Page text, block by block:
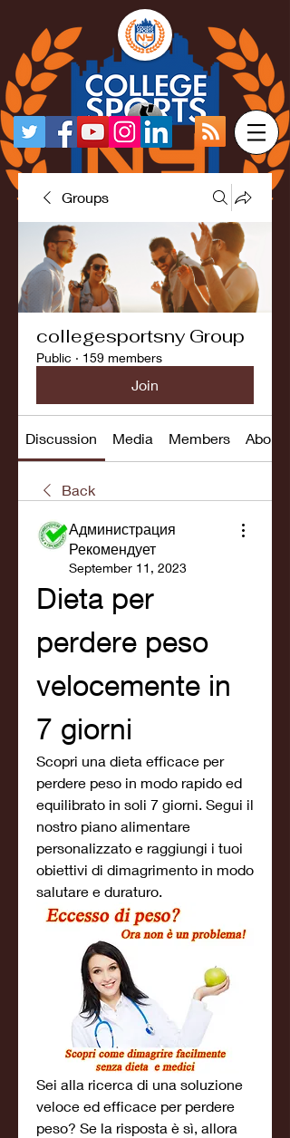
Groups
collegesportsny Group
Public · 159 members
Join
Discussion Media Members About
Back
Администрация
Рекомендует
September 11, 2023
Dieta per
perdere peso
velocemente in
7 giorni
Scopri una dieta efficace per
perdere peso in modo rapido ed
equilibrato in soli 7 giorni. Segui il
nostro piano alimentare
personalizzato e raggiungi i tuoi
obiettivi di dimagrimento in modo
salutare e duraturo.
Sei alla ricerca di una soluzione
veloce ed efficace per perdere
peso? Se la risposta è sì, allora